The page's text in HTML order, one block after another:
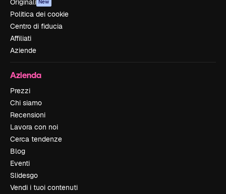
Originali New
Politica dei cookie
Centro di fiducia
Affiliati
Aziende
Azienda
Prezzi
Chi siamo
Recensioni
Lavora con noi
Cerca tendenze
Blog
Eventi
Slidesgo
Vendi i tuoi contenuti